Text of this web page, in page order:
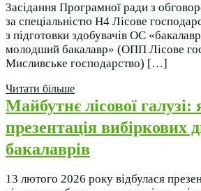
Засідання Програмної ради з
за спеціальністю Н4 Лісове
з підготовки здобувачів ОС
молодший бакалавр» (ОПП Лісове
Мисливське господарство) […]
Читати більше
Майбутнє лісової галузі:
презентація вибіркових
бакалаврів
13 лютого 2026 року відбулася